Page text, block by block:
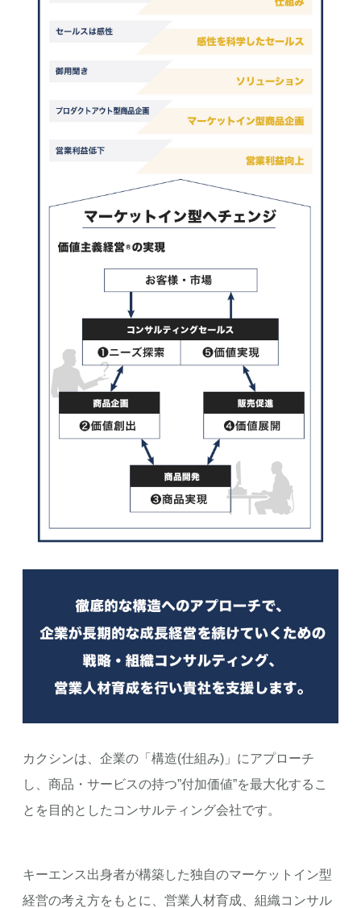
カクシンは、企業の「構造(仕組み)」にアプローチ
し、商品・サービスの持つ”付加価値”を最大化するこ
とを目的としたコンサルティング会社です。
キーエンス出身者が構築した独自のマーケットイン型
経営の考え方をもとに、営業人材育成、組織コンサル